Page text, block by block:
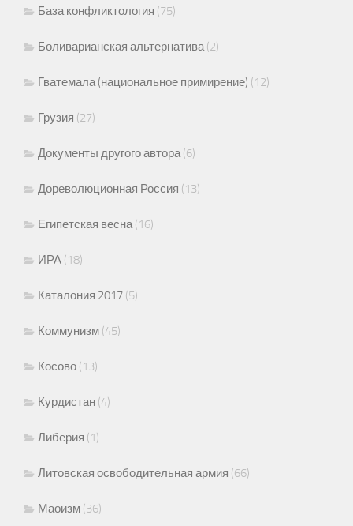
База конфликтология (75)
Боливарианская альтернатива(2)
Гватемала (национальное примирение) (12)
Грузия (27)
Документы другого автора(6)
Дореволюционная Россия (13)
Египетская весна(16)
ИРА (18)
Каталония 2017 (5)
Коммунизм (45)
Косово (13)
Курдистан (4)
Либерия (1)
Литовская освободительная армия (66)
Маоизм (36)